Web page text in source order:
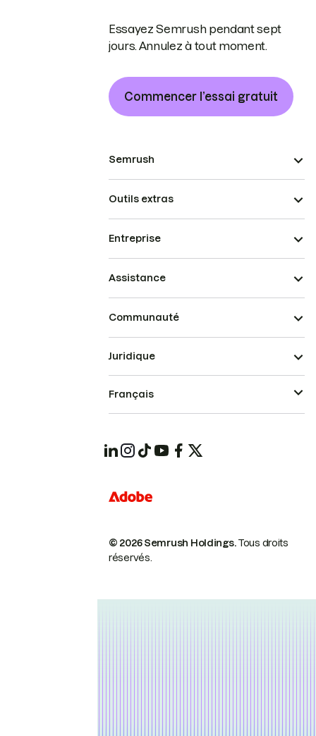
Essayez Semrush pendant sept
jours. Annulez à tout moment.
Commencer l’essai gratuit
Semrush
Outils extras
Entreprise
Assistance
Communauté
© 2026 Semrush Holdings.Tous droits
réservés.
Juridique
Français